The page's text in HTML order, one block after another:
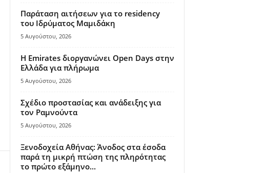
Παράταση αιτήσεων για το residency
του Ιδρύματος Μαμιδάκη
5 Αυγούστου, 2026
Η Emirates διοργανώνει Open Days στην
Ελλάδα για πλήρωμα
5 Αυγούστου, 2026
Σχέδιο προστασίας και ανάδειξης για
τον Ραμνούντα
5 Αυγούστου, 2026
Ξενοδοχεία Αθήνας: Άνοδος στα έσοδα
παρά τη μικρή πτώση της πληρότητας
το πρώτο εξάμηνο...